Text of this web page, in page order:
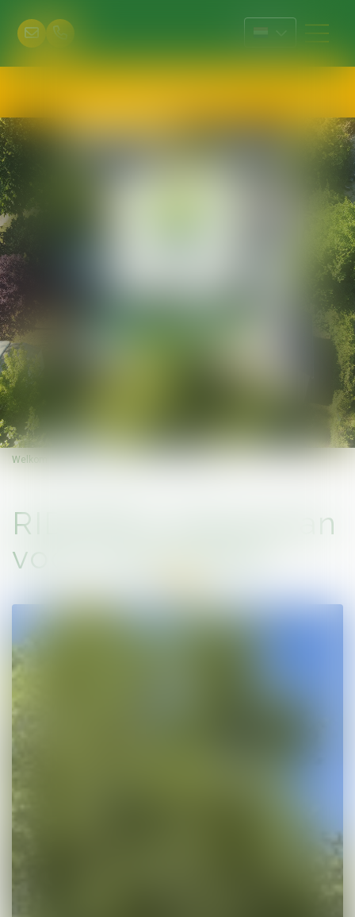
Welkom
RIDOREV stacaravan
voor 4 personen